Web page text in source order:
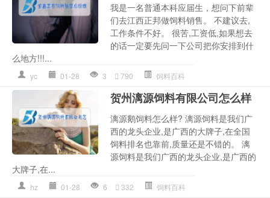
我是一名普通本科应届生，想问下前辈
们去江西正邦做饲料销售。 不建议去,
工作条件不好。 很苦,工资低,如果想去
的话一定要先问一下公司把你安排到什
么地方!!!...
yc 01-28 3 790 饲料百科
贺州漓源饲料有限公司怎么样
漓源鹅饲料怎么样? 漓源饲料是我们广
西的龙头企业,是广西的大牌子,在全国
饲料排名也靠前,质量还是不错的。 漓
源饲料是我们广西的龙头企业,是广西的
大牌子,在...
hz 01-28 6 332 饲料百科